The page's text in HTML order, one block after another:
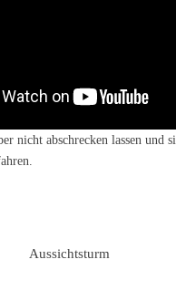
nicht abschrecken lassen und
Aussichtsturm